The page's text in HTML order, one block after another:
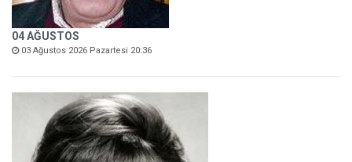
04 AĞUSTOS
03 Ağustos 2026 Pazartesi 20:36